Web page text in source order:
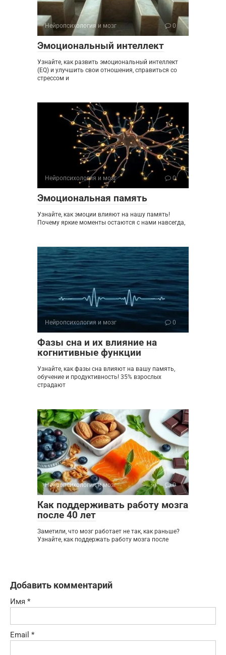
Нейропсихология и мозг 0
Эмоциональный интеллект
Узнайте, как развить эмоциональный интеллект
(EQ) и улучшить свои отношения, справиться со
стрессом и
Нейропсихология и мозг 0
Эмоциональная память
Узнайте, как эмоции влияют на нашу память!
Почему яркие моменты остаются с нами навсегда,
Нейропсихология и мозг 0
Фазы сна и их влияние на
когнитивные функции
Узнайте, как фазы сна влияют на вашу память,
обучение и продуктивность! 35% взрослых
страдают
Нейропсихология и мозг 0
Как поддерживать работу мозга
после 40 лет
Заметили, что мозг работает не так, как раньше?
Узнайте, как поддержать работу мозга после
Добавить комментарий
Имя *
Email *